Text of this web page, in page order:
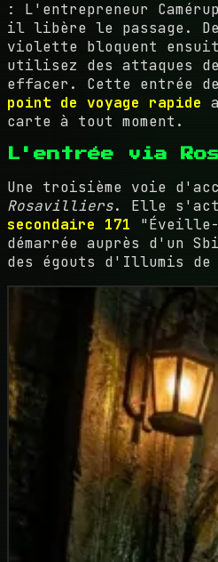
: L'entrepreneur
il libère le passage.
violette bloquent
utilisez des attaques
effacer. Cette entrée
point de voyage rapide
carte à tout moment.
L'entrée via
Une troisième voie
Rosavilliers. Elle
secondaire 171
démarrée auprès d'un
des égouts d'Illumis de